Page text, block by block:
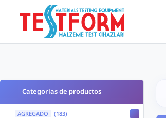
Categorias de productos
AGREGADO
(183)